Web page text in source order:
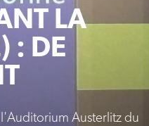
LA
: DE
Austerlitz du